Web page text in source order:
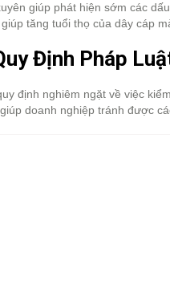
giúp phát hiện sớm các
tăng tuổi thọ của dây cáp
Định Pháp
định nghiêm ngặt về việc
doanh nghiệp tránh được